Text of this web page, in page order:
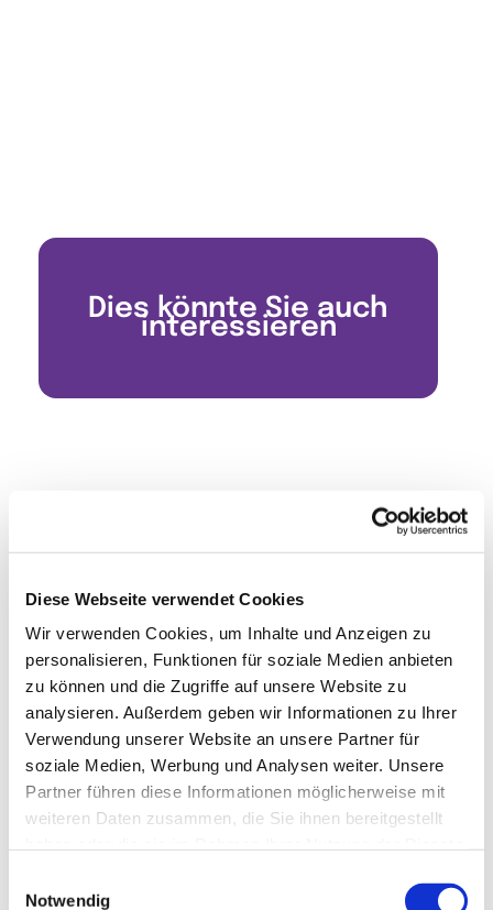
Diese Webseite verwendet Cookies
Wir verwenden Cookies, um Inhalte und Anzeigen zu
personalisieren, Funktionen für soziale Medien anbieten
zu können und die Zugriffe auf unsere Website zu
analysieren. Außerdem geben wir Informationen zu Ihrer
Verwendung unserer Website an unsere Partner für
soziale Medien, Werbung und Analysen weiter. Unsere
Partner führen diese Informationen möglicherweise mit
weiteren Daten zusammen, die Sie ihnen bereitgestellt
Notwendig
Dies könnte Sie auch
interessieren